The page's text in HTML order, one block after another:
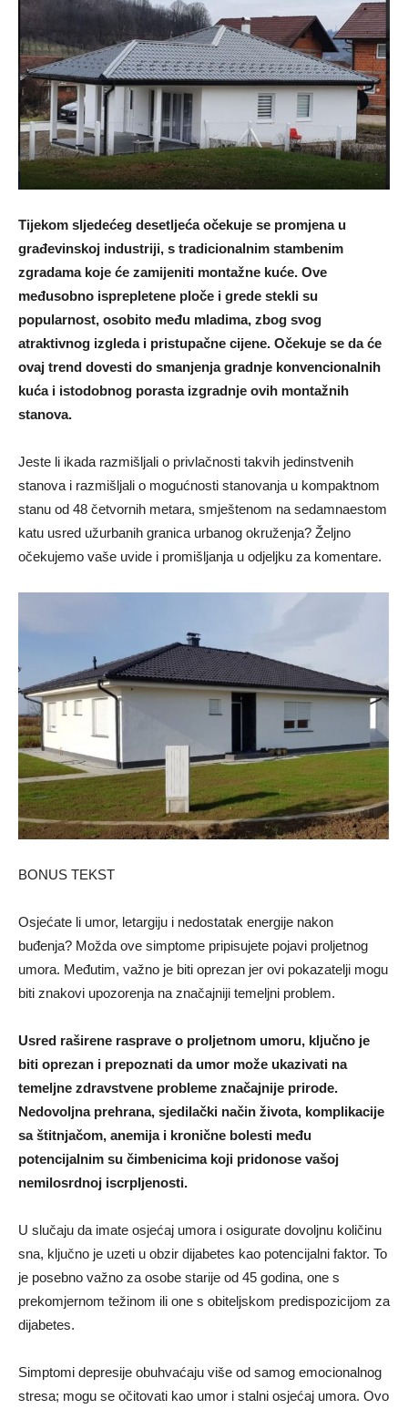
Tijekom sljedećeg desetljeća očekuje se promjena u
građevinskoj industriji, s tradicionalnim stambenim
zgradama koje će zamijeniti montažne kuće. Ove
međusobno isprepletene ploče i grede stekli su
popularnost, osobito među mladima, zbog svog
atraktivnog izgleda i pristupačne cijene. Očekuje se da će
ovaj trend dovesti do smanjenja gradnje konvencionalnih
kuća i istodobnog porasta izgradnje ovih montažnih
stanova.
Jeste li ikada razmišljali o privlačnosti takvih jedinstvenih
stanova i razmišljali o mogućnosti stanovanja u kompaktnom
stanu od 48 četvornih metara, smještenom na sedamnaestom
katu usred užurbanih granica urbanog okruženja? Željno
očekujemo vaše uvide i promišljanja u odjeljku za komentare.
BONUS TEKST
Osjećate li umor, letargiju i nedostatak energije nakon
buđenja? Možda ove simptome pripisujete pojavi proljetnog
umora. Međutim, važno je biti oprezan jer ovi pokazatelji mogu
biti znakovi upozorenja na značajniji temeljni problem.
Usred raširene rasprave o proljetnom umoru, ključno je
biti oprezan i prepoznati da umor može ukazivati na
temeljne zdravstvene probleme značajnije prirode.
Nedovoljna prehrana, sjedilački način života, komplikacije
sa štitnjačom, anemija i kronične bolesti među
potencijalnim su čimbenicima koji pridonose vašoj
nemilosrdnoj iscrpljenosti.
U slučaju da imate osjećaj umora i osigurate dovoljnu količinu
sna, ključno je uzeti u obzir dijabetes kao potencijalni faktor. To
je posebno važno za osobe starije od 45 godina, one s
prekomjernom težinom ili one s obiteljskom predispozicijom za
dijabetes.
Simptomi depresije obuhvaćaju više od samog emocionalnog
stresa; mogu se očitovati kao umor i stalni osjećaj umora. Ovo